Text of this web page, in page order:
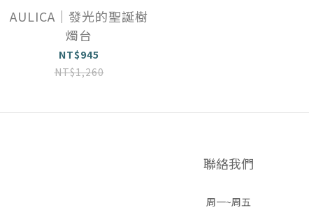
AULICA｜發光的聖誕樹
燭台
NT$945
NT$1,260
聯絡我們
周一~周五